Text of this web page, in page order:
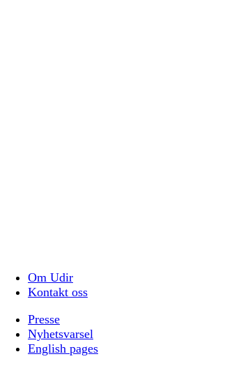
Om Udir
Kontakt oss
Presse
Nyhetsvarsel
English pages